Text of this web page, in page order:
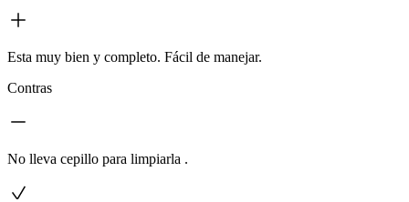
Esta muy bien y completo. Fácil de manejar.
Contras
No lleva cepillo para limpiarla .